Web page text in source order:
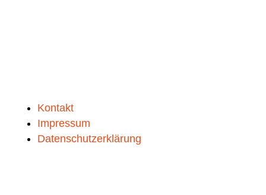
Kontakt
Impressum
Datenschutzerklärung